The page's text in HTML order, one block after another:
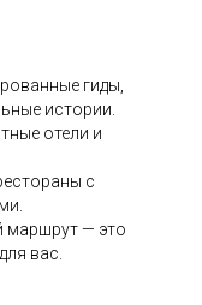
гиды,
истории.
отели и
с
маршрут — это
вас.